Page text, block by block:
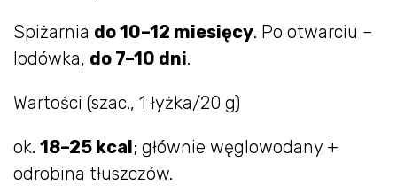
Spiżarnia do 10–12 miesięcy. Po otwarciu –
lodówka, do 7–10 dni.
Wartości (szac., 1 łyżka/20 g)
ok. 18–25 kcal; głównie węglowodany +
odrobina tłuszczów.